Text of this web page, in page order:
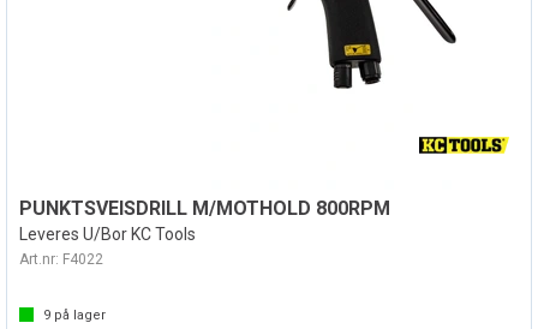
PUNKTSVEISDRILL M/MOTHOLD 800RPM
Leveres U/Bor KC Tools
Art.nr: F4022
9 på lager